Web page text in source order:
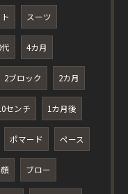
スーツ
代 4カ月
2ブロック 2カ月
センチ 1カ月後
ポマード ペース
ブロー